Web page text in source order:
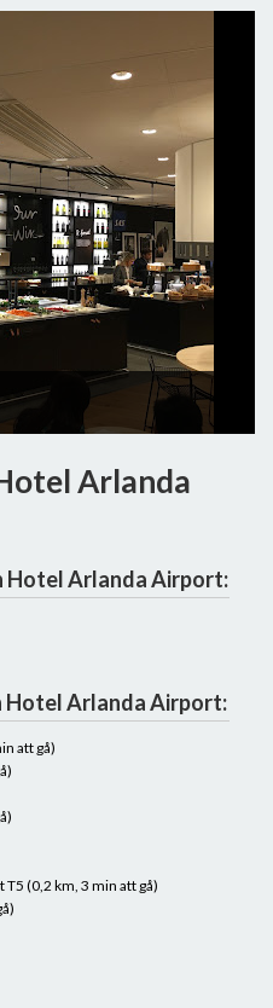
Arlanda
Hotel Arlanda Airport:
Hotel Arlanda Airport:
att gå)
(0,2 km, 3 min att gå)